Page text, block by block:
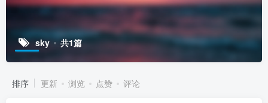
sky 共1篇
排序 更新 浏览 点赞 评论